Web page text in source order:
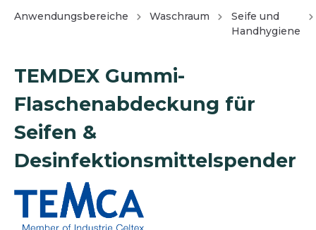
Anwendungsbereiche Waschraum
Seife und
Handhygiene
TEMDEX Gummi-
Flaschenabdeckung für
Seifen &
Desinfektionsmittelspender